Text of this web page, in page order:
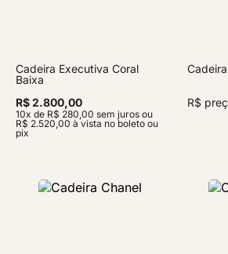
Cadeira Executiva Coral
Baixa
R$ 2.800,00
10x de R$ 280,00 sem juros ou
R$ 2.520,00 à vista no boleto ou
pix
R$